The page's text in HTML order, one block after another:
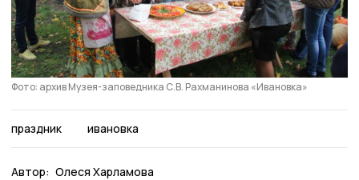
Фото: архив Музея-заповедника С.В. Рахманинова «Ивановка»
праздник ивановка
Автор: Олеся Харламова